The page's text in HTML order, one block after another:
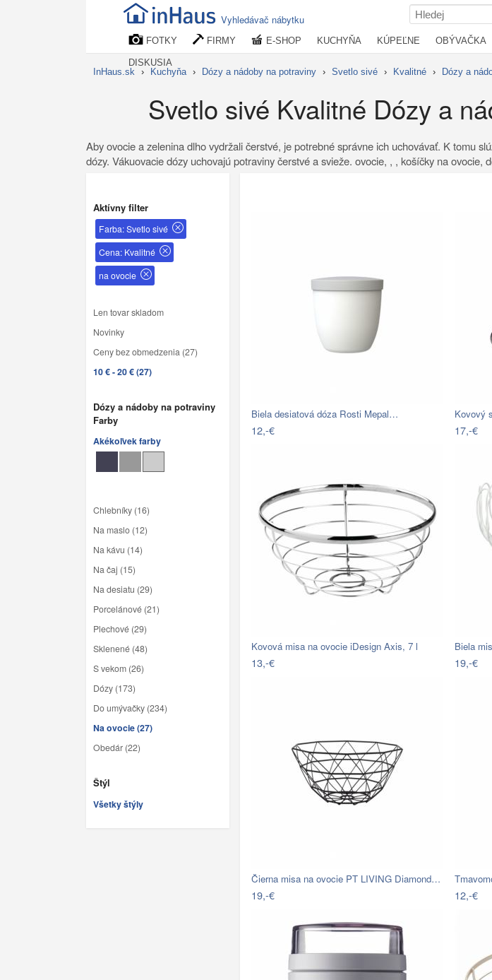
Vyhledávač nábytku
FOTKY FIRMY E-SHOP KUCHYŇA KÚPEĽNE OBÝVAČKA
DISKUSIA
InHaus.sk › Kuchyňa › Dózy a nádoby na potraviny › Svetlo sivé › Kvalitné › Dózy a
Svetlo sivé Kvalitné Dózy a
Aby ovocie a zelenina dlho vydržali čerstvé, je potrebné správne ich uchovávať. K tomu
dózy. Vákuovacie dózy uchovajú potraviny čerstvé a svieže. ovocie, , , košíčky na ovocie,
Aktívny filter
Farba: Svetlo sivé
Cena: Kvalitné
na ovocie
Len tovar skladom
Novinky
Ceny bez obmedzenia (27)
10 € - 20 € (27)
Dózy a nádoby na potraviny
Farby
Akékoľvek farby
Chlebníky (16)
Na maslo (12)
Na kávu (14)
Na čaj (15)
Na desiatu (29)
Porcelánové (21)
Plechové (29)
Sklenené (48)
S vekom (26)
Dózy (173)
Do umývačky (234)
Na ovocie (27)
Obedár (22)
Štýl
Všetky štýly
Biela desiatová dóza Rosti Mepal…
12,-€
Kovový
17,-€
Kovová misa na ovocie iDesign Axis, 7 l
13,-€
Biela
19,-€
Čierna misa na ovocie PT LIVING Diamond…
19,-€ 12,-€